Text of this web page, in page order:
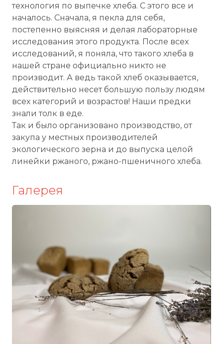
технология по выпечке хлеба. С этого все и
началось. Сначала, я пекла для себя,
постепенно выясняя и делая лабораторные
исследования этого продукта. После всех
исследований, я поняла, что такого хлеба в
нашей стране официально никто не
производит. А ведь такой хлеб оказывается,
действительно несет большую пользу людям
всех категорий и возрастов! Наши предки
знали толк в еде.
Так и было организовано производство, от
закупа у местных производителей
экологического зерна и до выпуска целой
линейки ржаного, ржано-пшеничного хлеба.
Галерея